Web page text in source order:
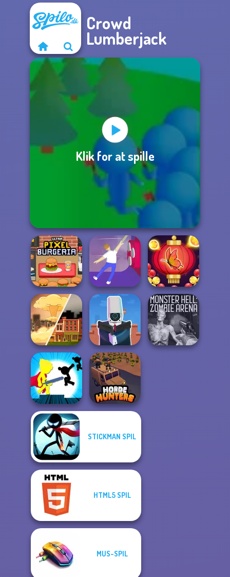
Crowd
Lumberjack
Klik for at spille
Ultra Pixel
Burgeria
Balance It
Bubble Shooter
Butterfly
End of War
Cameraman vs
Toilets Puzzle
Stickman The
Flash
STICKMAN SPIL
HTML5 SPIL
MUS-SPIL